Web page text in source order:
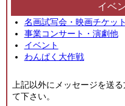
イベ
名画試写会・映画チケッ
事業コンサート・演劇他
イベント
わんぱく大作戦
上記以外にメッセージを送る
て下さい。